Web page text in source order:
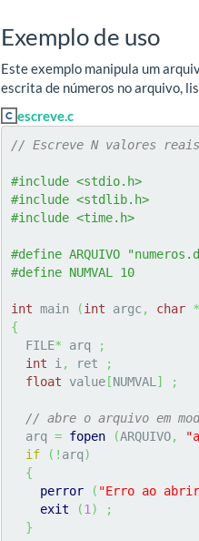
Exemplo de uso
Este exemplo manipula um
escrita de números no arquivo,
escreve.c
// Escreve N valores
#include <stdio.h>
#include <stdlib.h>
#include <time.h>
#define ARQUIVO
#define NUMVAL 10
int main (int argc, char *
{
  FILE
* arq
;
int i , ret
;
float value [NUMVAL ] ;
// abre o arquivo em
  arq
= fopen (ARQUIVO,
if
( ! arq)
{
perror
( "Erro ao
exit
(1 )
;
}